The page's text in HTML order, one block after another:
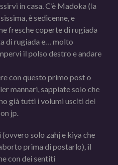
in casa. C’è Madoka (la
è sedicenne, e
fresche coperte di rugiada
di rugiada e… molto
il polso destro e andare
con questo primo post o
mannari, sappiate solo che
già tutti i volumi usciti del
jp.
solo zahj e kiya che
prima di postarlo), il
con dei sentiti